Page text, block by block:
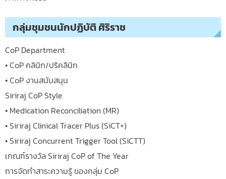
กลุ่มชุมชนนักปฏิบัติ ศิริราช
CoP Department
• CoP คลินิก/ปริคลินิก
• CoP งานสนับสนุน
Siriraj CoP Style
• Medication Reconciliation (MR)
• Siriraj Clinical Tracer Plus (SiCT+)
• Siriraj Concurrent Trigger Tool (SiCTT)
เกณฑ์รางวัล Siriraj CoP of The Year
การจัดทำสาระความรู้ ของกลุ่ม CoP